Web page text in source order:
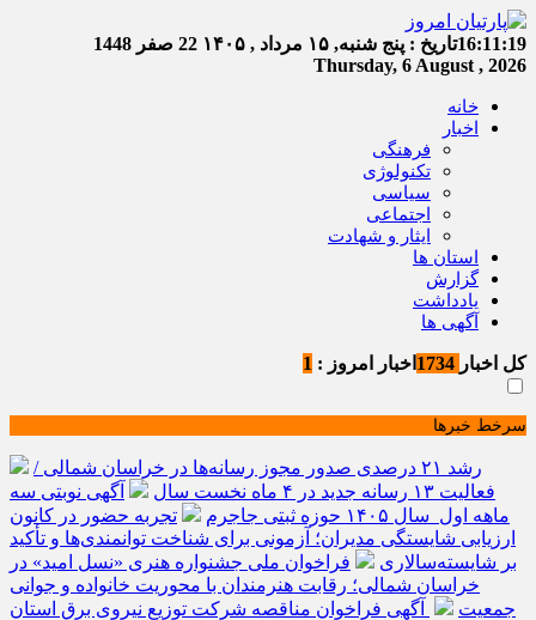
16:11:19تاریخ : پنج شنبه, ۱۵ مرداد , ۱۴۰۵
22 صفر 1448
Thursday, 6 August , 2026
خانه
اخبار
فرهنگی
تکنولوژی
سیاسی
اجتماعی
ایثار و شهادت
استان ها
گزارش
یادداشت
آگهی ها
کل اخبار اخبار امروز : 1
سرخط خبرها
رشد ۲۱ درصدی صدور مجوز رسانه‌ها در خراسان شمالی /
فعالیت ۱۳ رسانه جدید در ۴ ماه نخست سال
آگهی نوبتی سه
ماهه اول سال ۱۴۰۵ حوزه ثبتی جاجرم
تجربه حضور در کانون
ارزیابی شایستگی مدیران؛ آزمونی برای شناخت توانمندی‌ها و تأکید
بر شایسته‌سالاری
فراخوان ملی جشنواره هنری «نسل امید» در
خراسان شمالی؛ رقابت هنرمندان با محوریت خانواده و جوانی
جمعیت
آگهی فراخوان مناقصه شرکت توزیع نیروی برق استان